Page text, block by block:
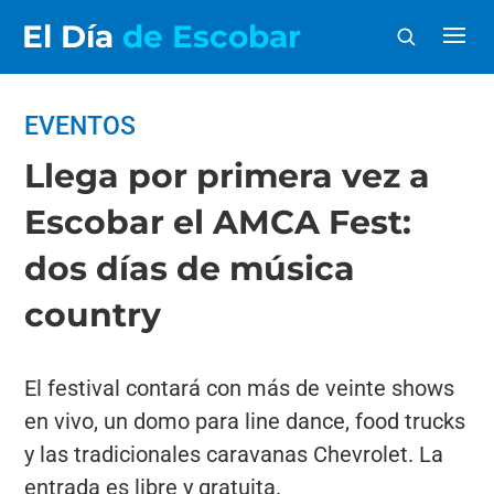
El Día de Escobar
EVENTOS
Llega por primera vez a
Escobar el AMCA Fest:
dos días de música
country
El festival contará con más de veinte shows
en vivo, un domo para line dance, food trucks
y las tradicionales caravanas Chevrolet. La
entrada es libre y gratuita.